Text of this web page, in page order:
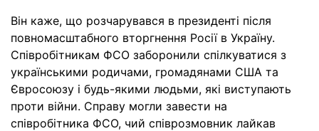
Він каже, що розчарувався в президенті після
повномасштабного вторгнення Росії в Україну.
Співробітникам ФСО заборонили спілкуватися з
українськими родичами, громадянами США та
Євросоюзу і будь-якими людьми, які виступають
проти війни. Справу могли завести на
співробітника ФСО, чий співрозмовник лайкав